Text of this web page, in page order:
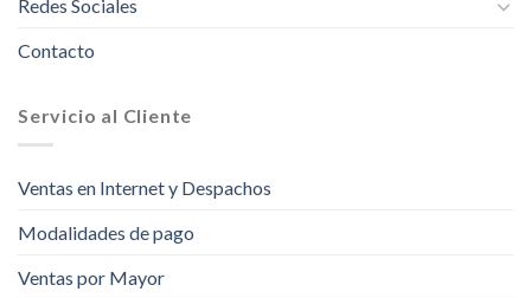
Redes Sociales
Contacto
Servicio al Cliente
Ventas en Internet y Despachos
Modalidades de pago
Ventas por Mayor